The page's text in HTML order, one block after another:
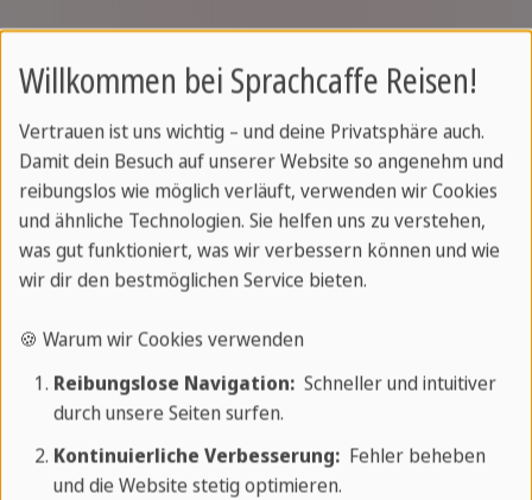
Willkommen bei Sprachcaffe Reisen!
Vertrauen ist uns wichtig – und deine Privatsphäre auch.
Damit dein Besuch auf unserer Website so angenehm und
reibungslos wie möglich verläuft, verwenden wir Cookies
und ähnliche Technologien. Sie helfen uns zu verstehen,
was gut funktioniert, was wir verbessern können und wie
wir dir den bestmöglichen Service bieten.
🍪 Warum wir Cookies verwenden
Reibungslose Navigation:Schneller und intuitiver
durch unsere Seiten surfen.
Kontinuierliche Verbesserung:Fehler beheben
und die Website stetig optimieren.